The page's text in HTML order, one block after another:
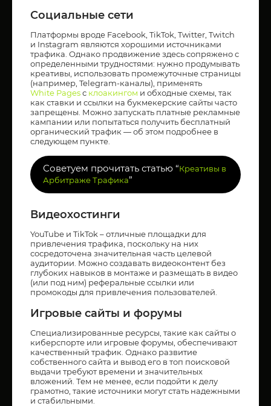
Социальные сети
Платформы вроде Facebook, TikTok, Twitter, Twitch
и Instagram являются хорошими источниками
трафика. Однако продвижение здесь сопряжено с
определенными трудностями: нужно продумывать
креативы, использовать промежуточные страницы
(например, Telegram-каналы), применять
White Pagesс клоакингом и обходные схемы, так
как ставки и ссылки на букмекерские сайты часто
запрещены. Можно запускать платные рекламные
кампании или попытаться получить бесплатный
органический трафик — об этом подробнее в
следующем пункте.
Советуем прочитать статью “Креативы в
Арбитраже Трафика”
Видеохостинги
YouTube и TikTok – отличные площадки для
привлечения трафика, поскольку на них
сосредоточена значительная часть целевой
аудитории. Можно создавать видеоконтент без
глубоких навыков в монтаже и размещать в видео
(или под ним) реферальные ссылки или
промокоды для привлечения пользователей.
Игровые сайты и форумы
Специализированные ресурсы, такие как сайты о
киберспорте или игровые форумы, обеспечивают
качественный трафик. Однако развитие
собственного сайта и вывод его в топ поисковой
выдачи требуют времени и значительных
вложений. Тем не менее, если подойти к делу
грамотно, такие источники могут стать надежными
и стабильными.